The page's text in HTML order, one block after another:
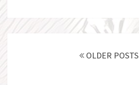
OLDER POSTS